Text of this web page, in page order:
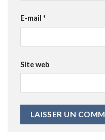
E-mail *
Site web